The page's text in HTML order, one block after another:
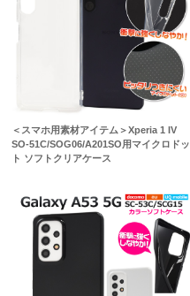
＜スマホ用素材アイテム＞Xperia 1 IV
SO-51C/SOG06/A201SO用マイクロドッ
ト ソフトクリアケース